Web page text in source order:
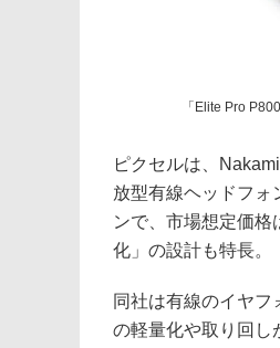
「Elite Pro
ピクセルは、
放型有線ヘッドフ
ンで、市場想定価
化」の設計も特長。
同社は有線のイヤ
の軽量化や取り回し